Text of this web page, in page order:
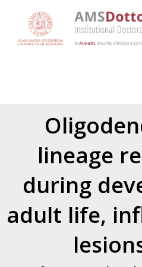
lineage
during
adult life,